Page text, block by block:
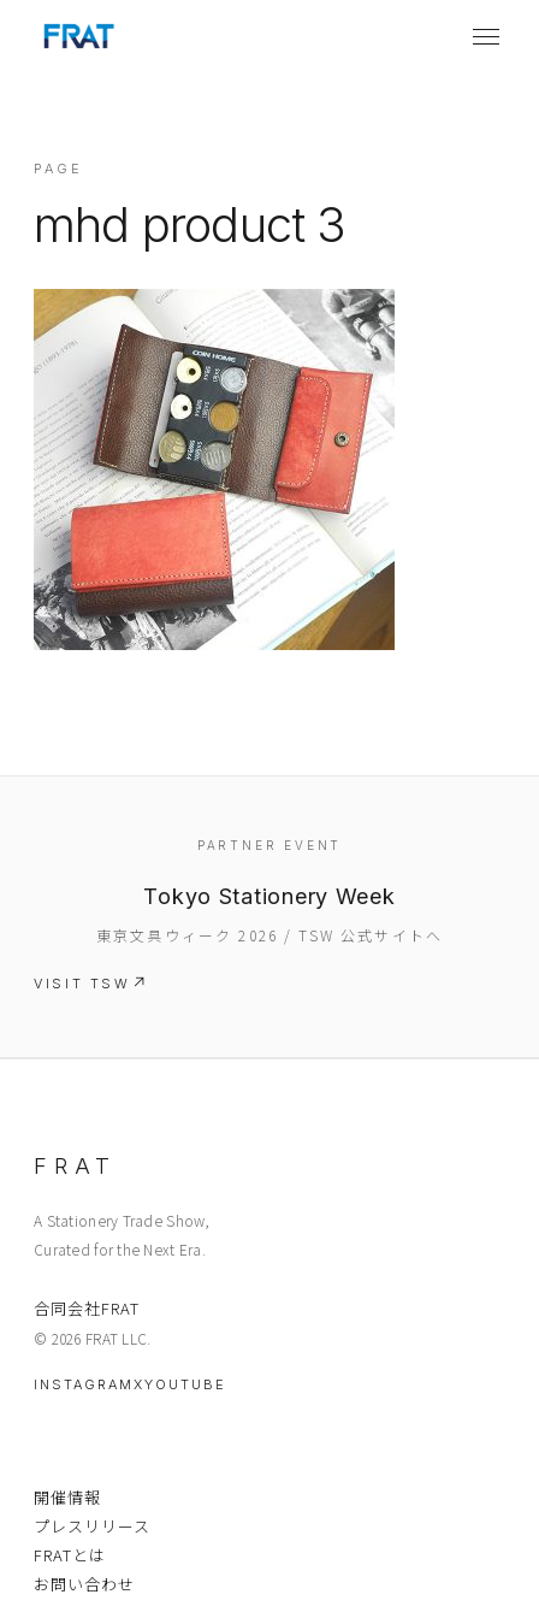
EVENT
PRESS
BOOSTER
PAGE
mhd product 3
PARTNER EVENT
Tokyo Stationery Week
東京文具ウィーク 2026 / TSW 公式サイトへ
VISIT TSW
FRAT
A Stationery Trade Show,
Curated for the Next Era.
合同会社FRAT
© 2026 FRAT LLC.
INSTAGRAM XYOUTUBE
開催情報
プレスリリース
FRATとは
お問い合わせ